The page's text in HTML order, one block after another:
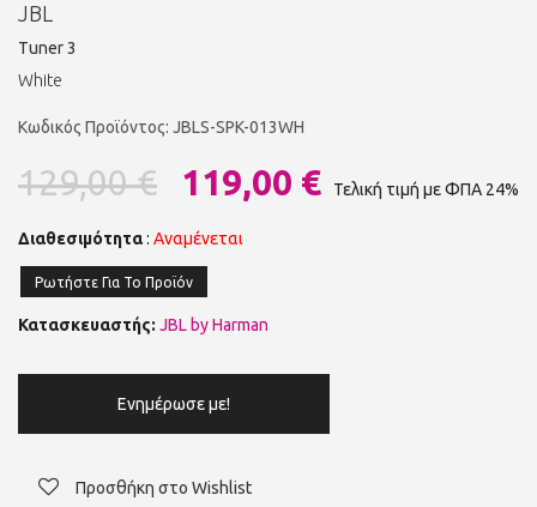
JBL
Tuner 3
White
Κωδικός Προϊόντος: JBLS-SPK-013WH
129,00 € 119,00 € Τελική τιμή με ΦΠΑ 24%
Διαθεσιμότητα: Αναμένεται
Ρωτήστε Για Το Προϊόν
Κατασκευαστής: JBL by Harman
Ενημέρωσε με!
Προσθήκη στο Wishlist